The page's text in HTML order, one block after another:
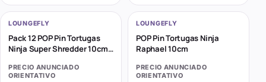
LOUNGEFLY
Pack 12 POP Pin Tortugas
Ninja Super Shredder 10cm
PRECIO ANUNCIADO
ORIENTATIVO
LOUNGEFLY
POP Pin Tortugas Ninja
Raphael 10cm
PRECIO ANUNCIADO
ORIENTATIVO